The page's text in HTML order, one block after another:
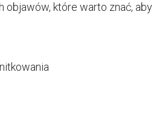
objawów, które warto znać, aby